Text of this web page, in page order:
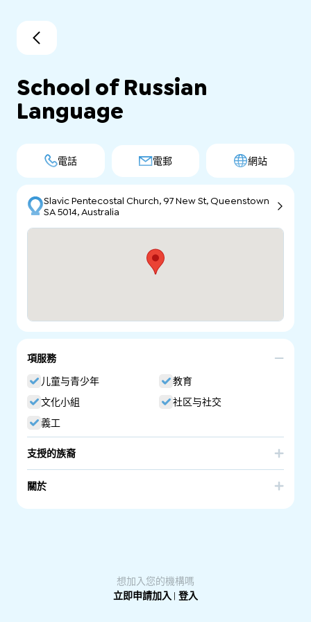
School of Russian
Language
電話 電郵 網站
Slavic Pentecostal Church, 97 New St, Queenstown
SA 5014, Australia
項服務
儿童与青少年
教育
文化小組
社区与社交
義工
支授的族裔
關於
想加入您的機構嗎
立即申請加入 | 登入